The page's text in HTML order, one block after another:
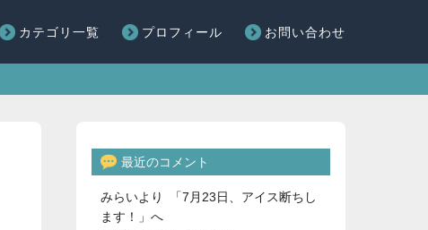
カテゴリ一覧 プロフィール お問い合わせ
最近のコメント
みらいより 「7月23日、アイス断ちし
ます！」へ